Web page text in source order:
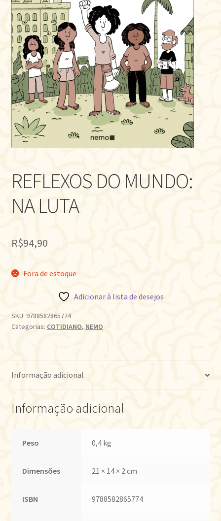
REFLEXOS DO MUNDO:
NA LUTA
R$94,90
Fora de estoque
Adicionar à lista de desejos
SKU: 9788582865774
Categorias: COTIDIANO, NEMO
Informação adicional
Informação adicional
Peso 0,4 kg
Dimensões 21 × 14 × 2 cm
ISBN 9788582865774